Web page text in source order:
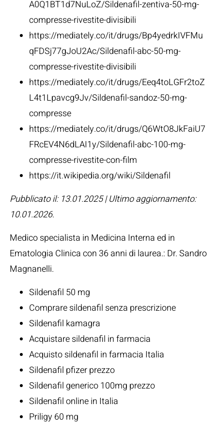
A0Q1BT1d7NuLoZ/Sildenafil-zentiva-50-mg-
compresse-rivestite-divisibili
https://mediately.co/it/drugs/Bp4yedrkIVFMu
qFDSj77gJoU2Ac/Sildenafil-abc-50-mg-
compresse-rivestite-divisibili
https://mediately.co/it/drugs/Eeq4toLGFr2toZ
L4t1Lpavcg9Jv/Sildenafil-sandoz-50-mg-
compresse
https://mediately.co/it/drugs/Q6WtO8JkFaiU7
FRcEV4N6dLAI1y/Sildenafil-abc-100-mg-
compresse-rivestite-con-film
https://it.wikipedia.org/wiki/Sildenafil
Pubblicato il: 13.01.2025 | Ultimo aggiornamento:
10.01.2026.
Medico specialista in Medicina Interna ed in
Ematologia Clinica con 36 anni di laurea.: Dr. Sandro
Magnanelli.
Sildenafil 50 mg
Comprare sildenafil senza prescrizione
Sildenafil kamagra
Acquistare sildenafil in farmacia
Acquisto sildenafil in farmacia Italia
Sildenafil pfizer prezzo
Sildenafil generico 100mg prezzo
Sildenafil online in Italia
Priligy 60 mg